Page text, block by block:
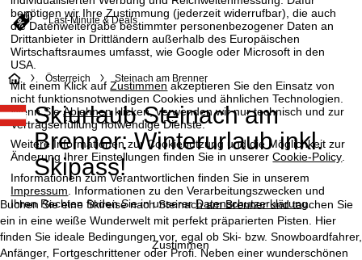
benötigen wir Ihre Zustimmung (jederzeit widerrufbar), die auch
die Datenweitergabe bestimmter personenbezogener Daten an
Drittanbieter in Drittländern außerhalb des Europäischen
Wirtschaftsraumes umfasst, wie Google oder Microsoft in den
USA.
Mit einem Klick aufZustimmenakzeptieren Sie den Einsatz von
nicht funktionsnotwendigen Cookies und ähnlichen Technologien.
Wenn SieAblehnenklicken, verwenden wir nur technisch und zur
Vertragserfüllung notwendige Dienste.
Weitere Informationen zur Cookienutzung und die Möglichkeit zur
Änderung Ihrer Einstellungen finden Sie in unsererCookie-Policy
Informationen zum Verantwortlichen finden Sie in unserem
Impressum . Informationen zu den Verarbeitungszwecken und
Ihren Rechten finden Sie in unsererDatenschutzerklärung.
Zustimmen
Last-Minute & Deals
S
t
a
r
t
s
Österreich Steinach am Brenner
Skiurlaub Steinach am
Brenner: Winterurlaub inkl.
Skipass!
Buchen Sie eine Skireise nach Steinach am Brenner und tauchen Sie
ein in eine weiße Wunderwelt mit perfekt präparierten Pisten. Hier
finden Sie ideale Bedingungen vor, egal ob Ski- bzw. Snowboardfahrer,
Anfänger, Fortgeschrittener oder Profi. Neben einer wunderschönen